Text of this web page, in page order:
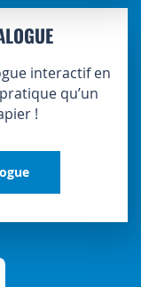
interactif en
qu’un
!